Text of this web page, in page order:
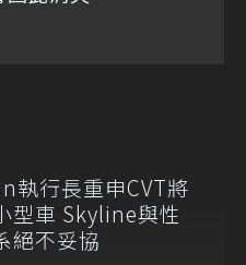
執行長重申CVT將
型車 Skyline與性
絕不妥協